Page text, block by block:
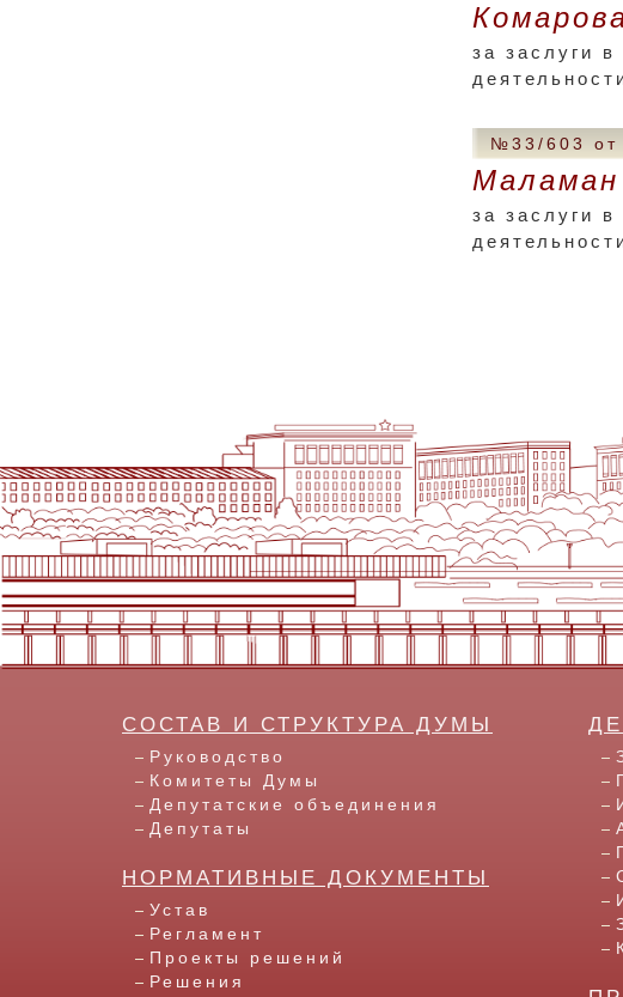
за заслуги
№33/603 от
Маламан
за заслуги
СОСТАВ И СТРУКТУРА ДУМЫ
Руководство
Комитеты Думы
Депутатские объединения
Депутаты
НОРМАТИВНЫЕ ДОКУМЕНТЫ
Устав
Регламент
Проекты решений
Решения